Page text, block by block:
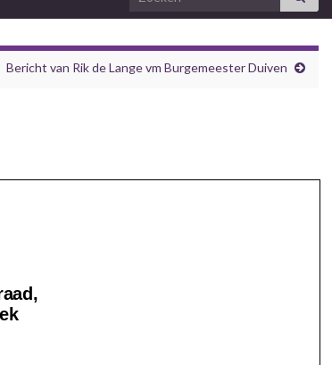
Bericht van Rik de Lange vm Burgemeester Duiven